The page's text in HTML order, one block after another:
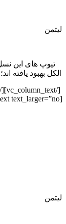
لیتمن
تیوپ های این
الکل بهبود یافته
[vc_column_text text_larger=”no”]
لیتمن